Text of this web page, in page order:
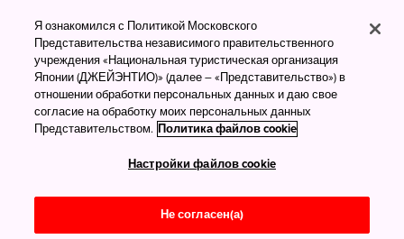
Я ознакомился с Политикой Московского
Представительства независимого правительственного
учреждения «Национальная туристическая организация
Японии (ДЖЕЙЭНТИО)» (далее – «Представительство») в
отношении обработки персональных данных и даю свое
согласие на обработку моих персональных данных
Представительством. Политика файлов cookie
Настройки файлов cookie
Не согласен(а)